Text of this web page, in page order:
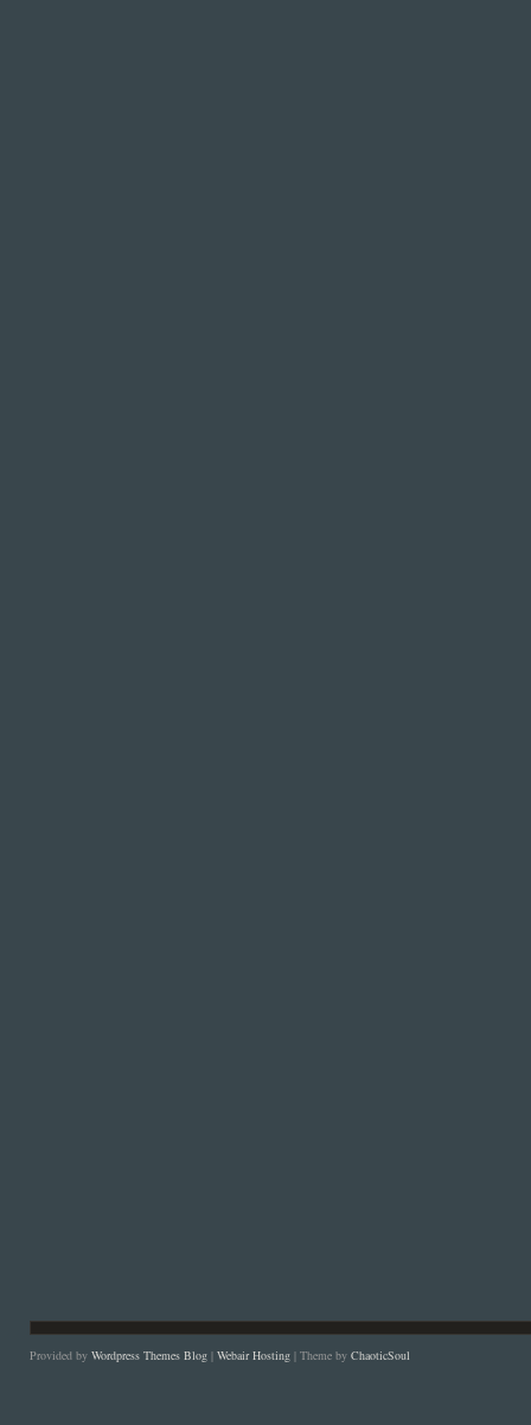
Provided by Wordpress Themes Blog | Webair Hosting | Theme by ChaoticSoul